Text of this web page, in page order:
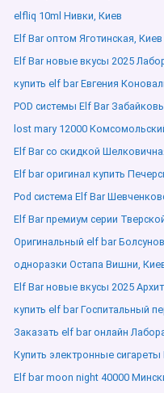
elfliq 10ml Нивки, Киев
Elf Bar оптом Яготинская, Киев
Elf Bar новые вкусы 2025
купить elf bar Евгения
POD системы Elf Bar
lost mary 12000
Elf Bar со скидкой
Elf bar оригинал купить
Pod система Elf Bar
Elf Bar премиум серии
Оригинальный elf bar
одноразки Остапа Вишни,
Elf Bar новые вкусы 2025
купить elf bar Госпитальный
Заказать elf bar онлайн
Купить электронные
Elf bar moon night 40000